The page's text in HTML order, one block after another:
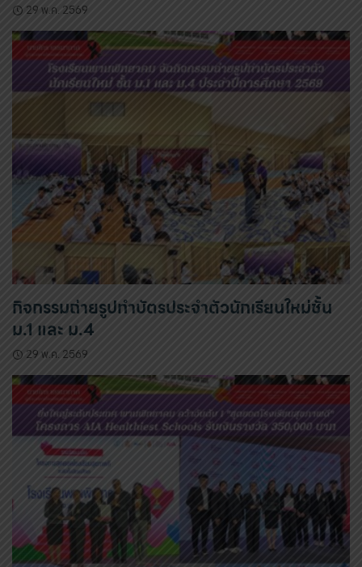
29 พ.ค. 2569
กิจกรรมถ่ายรูปทำบัตรประจำตัวนักเรียนใหม่ชั้น
ม.1 และ ม.4
29 พ.ค. 2569